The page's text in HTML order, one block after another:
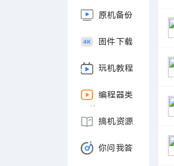
原机备份
固件下载
玩机教程
编程器类
搞机资源
你问我答